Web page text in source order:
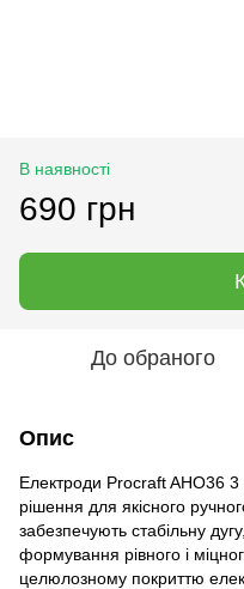
В наявності
690 грн
До обраного
Опис
Електроди Procraft AHO36
рішення для якісного
забезпечують стабільну
формування рівного і
целюлозному покриттю